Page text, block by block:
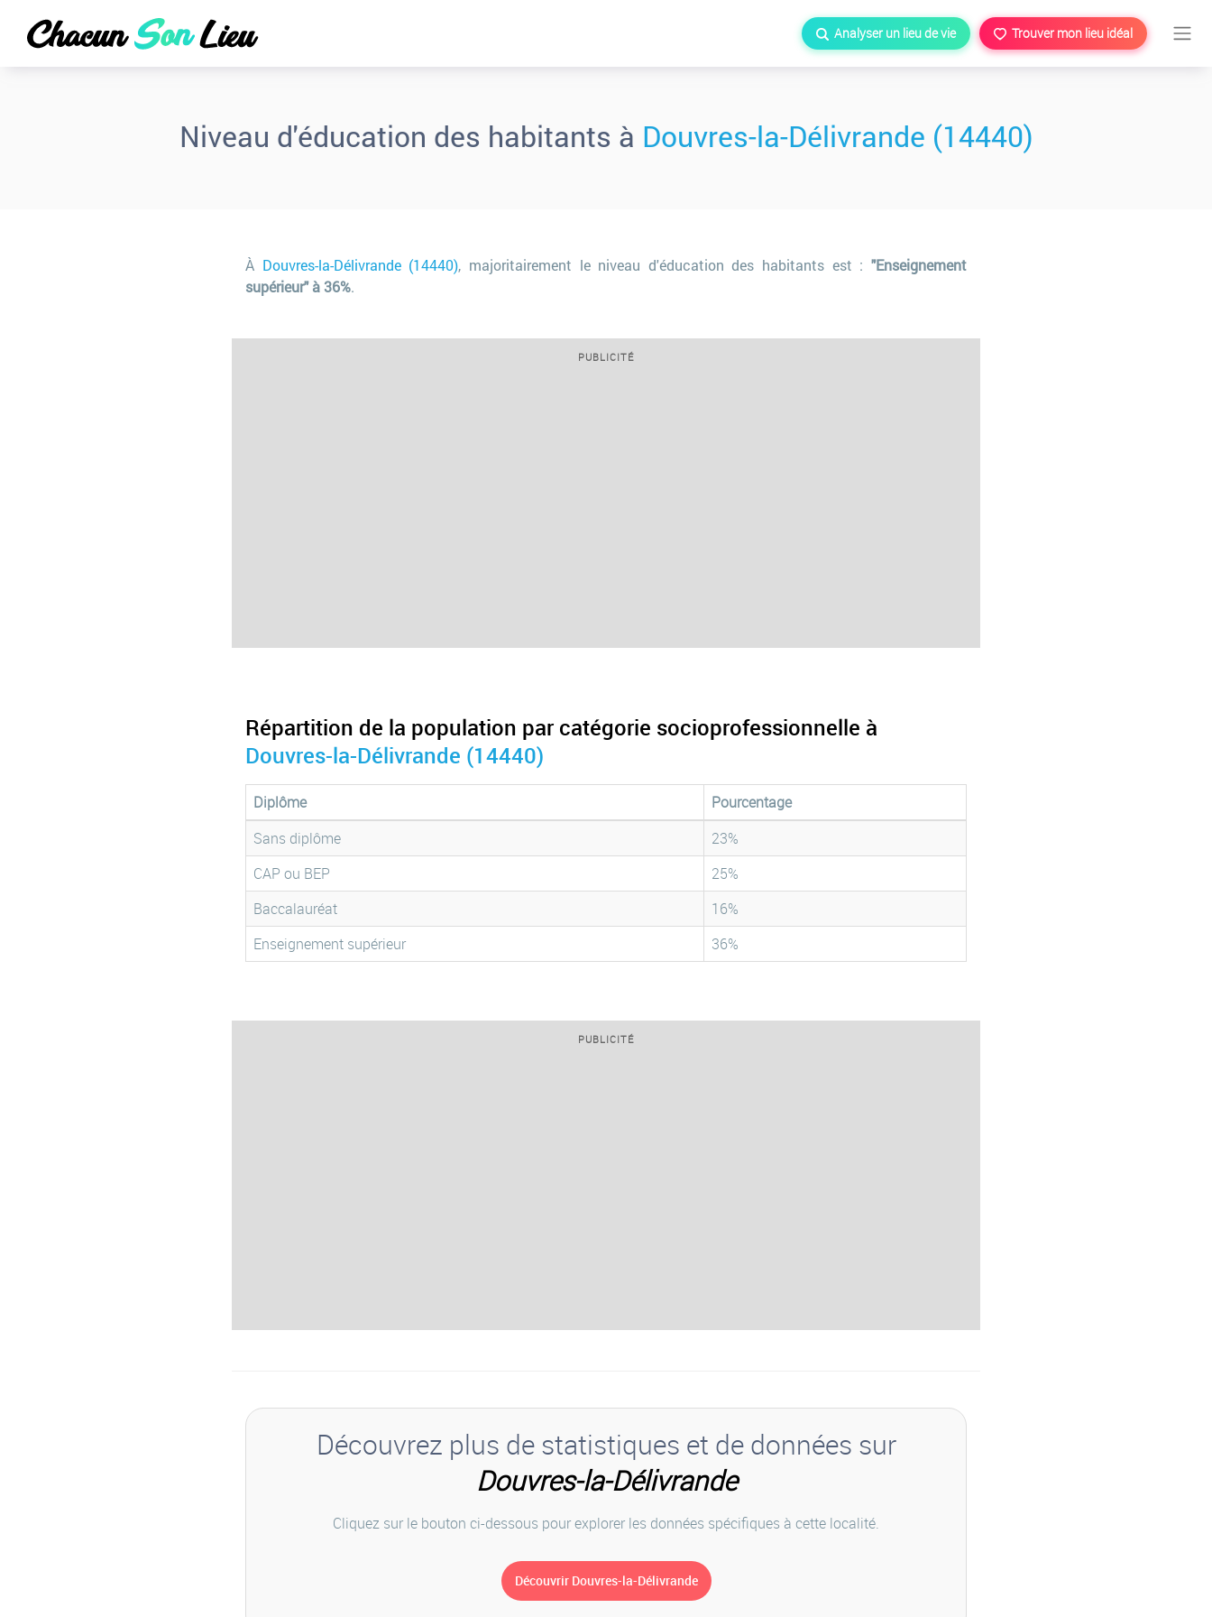
Analyser un lieu de vie Trouver mon lieu idéal
Niveau d'éducation des habitants à Douvres-la-Délivrande (14440)
À Douvres-la-Délivrande (14440), majoritairement le niveau d'éducation des habitants est :"Enseignement
supérieur" à 36%.
PUBLICITÉ
Répartition de la population par catégorie socioprofessionnelle à
Douvres-la-Délivrande (14440)
Diplôme
Pourcentage
Sans diplôme
23%
CAP ou BEP
25%
Baccalauréat
16%
Enseignement supérieur
36%
PUBLICITÉ
Découvrez plus de statistiques et de données sur
Douvres-la-Délivrande
Cliquez sur le bouton ci-dessous pour explorer les données spécifiques à cette localité.